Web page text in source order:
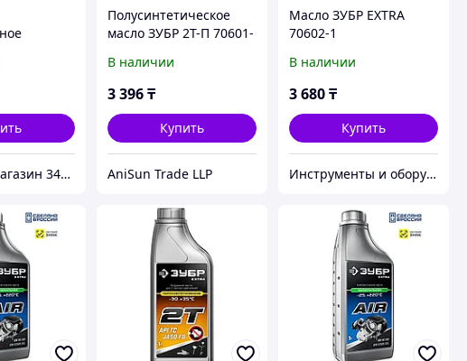
Интернет-магазин 345.kz
Полусинтетическое
масло ЗУБР 2Т-П 70601-
В наличии
3 396 ₸
Купить
AniSun Trade LLP
Масло ЗУБР EXTRA
70602-1
В наличии
3 680₸
Купить
Инструменты и оборудование StellarTrade